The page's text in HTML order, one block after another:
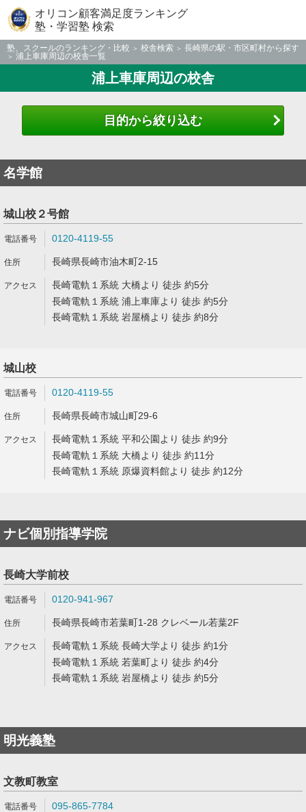
オリコン顧客満足度ランキング
塾・学習塾 検索
塾、スクールのランキング・比較 校舎検索
長崎県の駅・市区町村から探す
浦上車庫周辺の校舎一覧
浦上車庫周辺の校舎
目的から絞り込む
名学館
城山校２号館
0120-4119-55
長崎県長崎市油木町2-15
長崎電軌１系統 大橋より 徒歩 約5分
長崎電軌１系統 浦上車庫より 徒歩 約5分
長崎電軌１系統 岩屋橋より 徒歩 約8分
城山校
0120-4119-55
長崎県長崎市城山町29-6
長崎電軌１系統 平和公園より 徒歩 約9分
長崎電軌１系統 大橋より 徒歩 約11分
長崎電軌１系統 原爆資料館より 徒歩 約12分
ナビ個別指導学院
長崎大学前校
0120-941-967
長崎県長崎市若葉町1-28 クレベール若葉2F
長崎電軌１系統 長崎大学より 徒歩 約1分
長崎電軌１系統 若葉町より 徒歩 約4分
長崎電軌１系統 岩屋橋より 徒歩 約5分
明光義塾
文教町教室
095-865-7784